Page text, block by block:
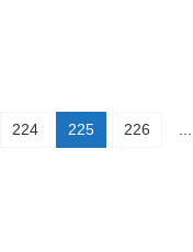
224 225 226